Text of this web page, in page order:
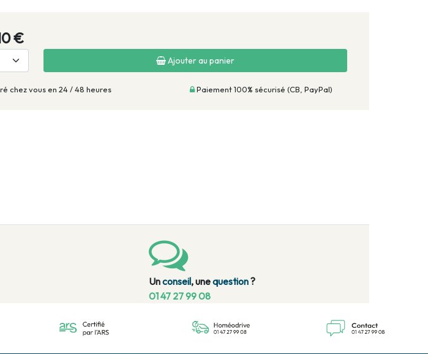
€
Ajouter au panier
chez vous en 24 / 48 heures Paiement 100% sécurisé (CB, PayPal)
Unconseil, unequestion?
01 47 27 99 08